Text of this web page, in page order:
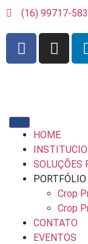
(16) 99717-
HOME
SOLUÇÕES
PORTFÓLIO
Crop
Crop
CONTATO
EVENTOS